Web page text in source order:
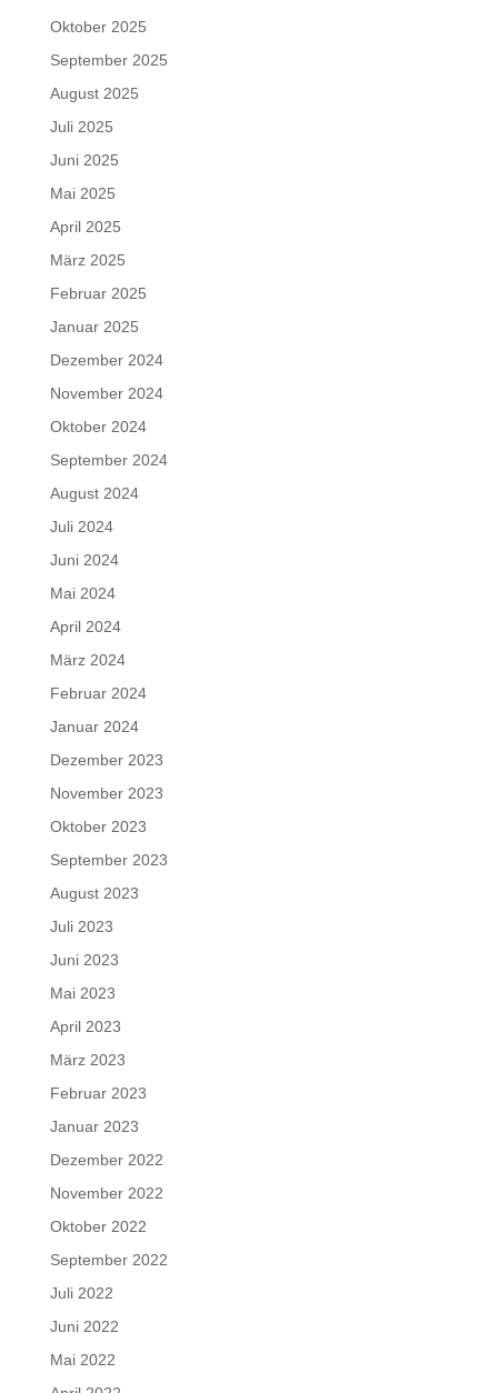
Oktober 2025
September 2025
August 2025
Juli 2025
Juni 2025
Mai 2025
April 2025
März 2025
Februar 2025
Januar 2025
Dezember 2024
November 2024
Oktober 2024
September 2024
August 2024
Juli 2024
Juni 2024
Mai 2024
April 2024
März 2024
Februar 2024
Januar 2024
Dezember 2023
November 2023
Oktober 2023
September 2023
August 2023
Juli 2023
Juni 2023
Mai 2023
April 2023
März 2023
Februar 2023
Januar 2023
Dezember 2022
November 2022
Oktober 2022
September 2022
Juli 2022
Juni 2022
Mai 2022